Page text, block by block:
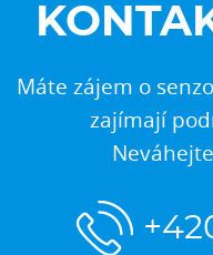
Máte zájem o
zajímají